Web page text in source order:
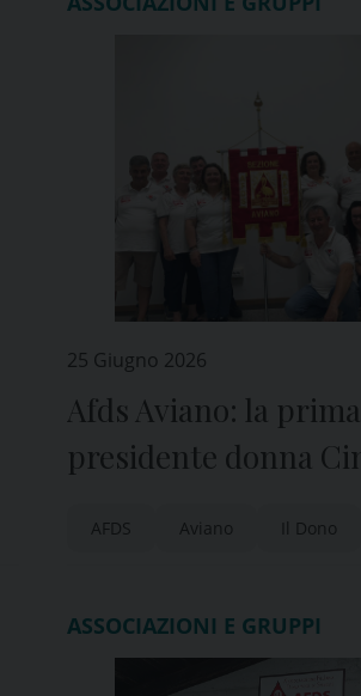
25 Giugno 2026
Afds Aviano: la prima
presidente donna
AFDS Aviano Il Dono
ASSOCIAZIONI E GRUPPI